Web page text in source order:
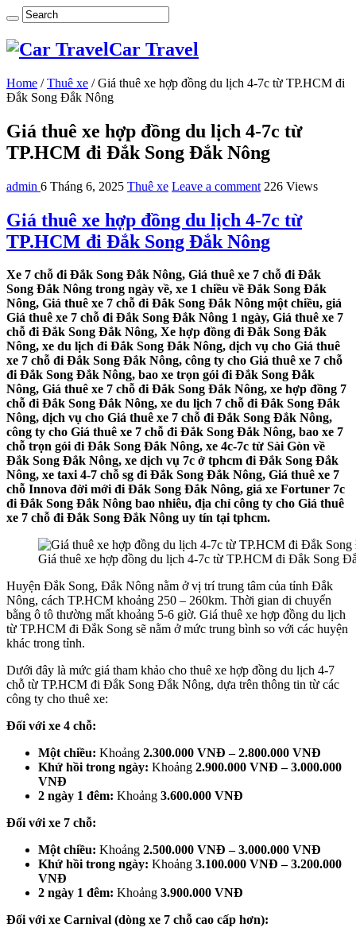
Car Travel
Home / Thuê xe / Giá thuê xe hợp đồng du lịch 4-7c từ TP.HCM đi
Đắk Song Đắk Nông
Giá thuê xe hợp đồng du lịch 4-7c từ
TP.HCM đi Đắk Song Đắk Nông
admin 6 Tháng 6, 2025 Thuê xe Leave a comment 226 Views
Giá thuê xe hợp đồng du lịch 4-7c từ
TP.HCM đi Đắk Song Đắk Nông
Xe 7 chỗ đi Đắk Song Đắk Nông, Giá thuê xe 7 chỗ đi Đắk
Song Đắk Nông trong ngày về, xe 1 chiều về Đắk Song Đắk
Nông, Giá thuê xe 7 chỗ đi Đắk Song Đắk Nông một chiều, giá
Giá thuê xe 7 chỗ đi Đắk Song Đắk Nông 1 ngày, Giá thuê xe 7
chỗ đi Đắk Song Đắk Nông, Xe hợp đồng đi Đắk Song Đắk
Nông, xe du lịch đi Đắk Song Đắk Nông, dịch vụ cho Giá thuê
xe 7 chỗ đi Đắk Song Đắk Nông, công ty cho Giá thuê xe 7 chỗ
đi Đắk Song Đắk Nông, bao xe trọn gói đi Đắk Song Đắk
Nông, Giá thuê xe 7 chỗ đi Đắk Song Đắk Nông, xe hợp đồng 7
chỗ đi Đắk Song Đắk Nông, xe du lịch 7 chỗ đi Đắk Song Đắk
Nông, dịch vụ cho Giá thuê xe 7 chỗ đi Đắk Song Đắk Nông,
công ty cho Giá thuê xe 7 chỗ đi Đắk Song Đắk Nông, bao xe 7
chỗ trọn gói đi Đắk Song Đắk Nông, xe 4c-7c từ Sài Gòn về
Đắk Song Đắk Nông, xe dịch vụ 7c ở tphcm đi Đắk Song Đắk
Nông, xe taxi 4-7 chỗ sg đi Đắk Song Đắk Nông, Giá thuê xe 7
chỗ Innova đời mới đi Đắk Song Đắk Nông, giá xe Fortuner 7c
đi Đắk Song Đắk Nông bao nhiêu, địa chỉ công ty cho Giá thuê
xe 7 chỗ đi Đắk Song Đắk Nông uy tín tại tphcm.
Giá thuê xe hợp đồng du lịch 4-7c từ TP.HCM đi Đắk Song
Huyện Đắk Song, Đắk Nông nằm ở vị trí trung tâm của tỉnh Đắk
Nông, cách TP.HCM khoảng 250 – 260km. Thời gian di chuyển
bằng ô tô thường mất khoảng 5-6 giờ. Giá thuê xe hợp đồng du lịch
từ TP.HCM đi Đắk Song sẽ nằm ở mức trung bình so với các huyện
khác trong tỉnh.
Dưới đây là mức giá tham khảo cho thuê xe hợp đồng du lịch 4-7
chỗ từ TP.HCM đi Đắk Song Đắk Nông, dựa trên thông tin từ các
công ty cho thuê xe:
Đối với xe 4 chỗ:
Một chiều: Khoảng 2.300.000 VNĐ – 2.800.000 VNĐ
Khứ hồi trong ngày: Khoảng 2.900.000 VNĐ – 3.000.000
VNĐ
2 ngày 1 đêm: Khoảng 3.600.000 VNĐ
Đối với xe 7 chỗ:
Một chiều: Khoảng 2.500.000 VNĐ – 3.000.000 VNĐ
Khứ hồi trong ngày: Khoảng 3.100.000 VNĐ – 3.200.000
VNĐ
2 ngày 1 đêm: Khoảng 3.900.000 VNĐ
Đối với xe Carnival (dòng xe 7 chỗ cao cấp hơn):